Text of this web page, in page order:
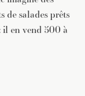
de salades prêts
il en vend 500 à